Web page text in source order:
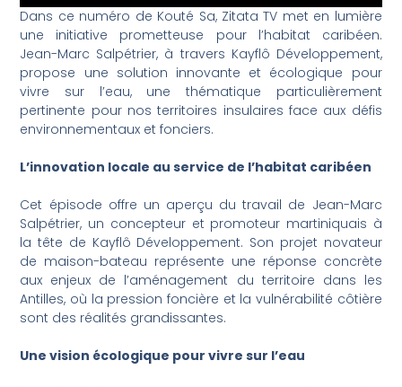
Dans ce numéro de Kouté Sa, Zitata TV met en lumière
une initiative prometteuse pour l’habitat caribéen.
Jean-Marc Salpétrier, à travers Kayflô Développement,
propose une solution innovante et écologique pour
vivre sur l’eau, une thématique particulièrement
pertinente pour nos territoires insulaires face aux défis
environnementaux et fonciers.
L’innovation locale au service de l’habitat caribéen
Cet épisode offre un aperçu du travail de Jean-Marc
Salpétrier, un concepteur et promoteur martiniquais à
la tête de Kayflô Développement. Son projet novateur
de maison-bateau représente une réponse concrète
aux enjeux de l’aménagement du territoire dans les
Antilles, où la pression foncière et la vulnérabilité côtière
sont des réalités grandissantes.
Une vision écologique pour vivre sur l’eau